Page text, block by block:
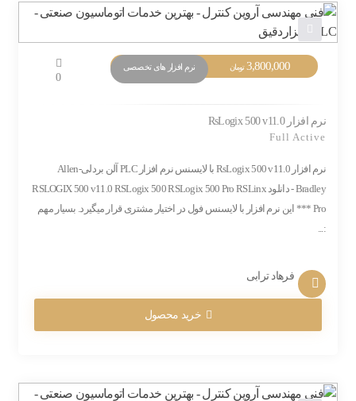
3,800,000 تومان نرم افزار های تخصصی
0
نرم افزار RsLogix 500 v11.0
Full Active
نرم افزار RsLogix 500 v11.0 با لایسنس نرم افزار PLC آلن بردلی-Allen
Bradley - دانلود RSLOGIX 500 v11.0 RSLogix 500 RSLogix 500 Pro RSLinx
Pro *** این نرم افزار با لایسنس فول در اختیار مشتری قرار میگیرد. بسیار مهم
:...
فرهاد ترابی
خرید محصول